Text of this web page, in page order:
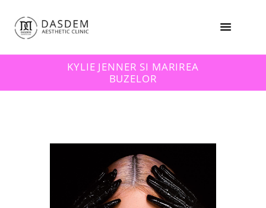
KYLIE JENNER SI MARIREA
BUZELOR